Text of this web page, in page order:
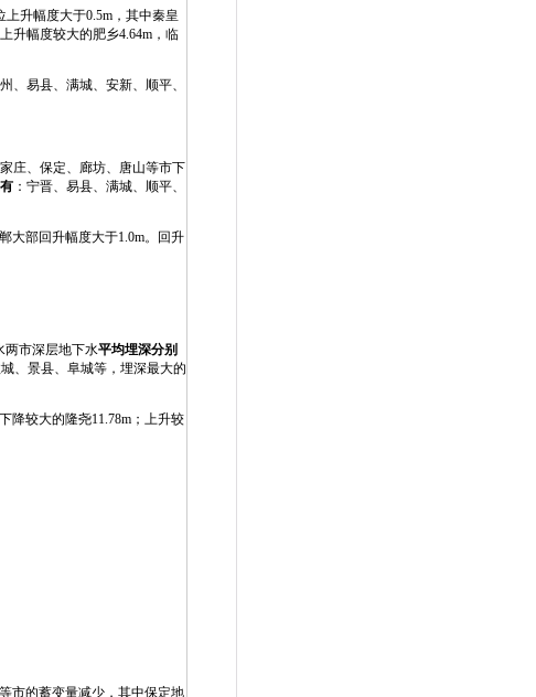
升幅度大于0.5m，其中秦皇
升幅度较大的肥乡4.64m，临
、易县、满城、安新、顺平、
庄、保定、廊坊、唐山等市下
：宁晋、易县、满城、顺平、
部回升幅度大于1.0m。回升
市深层地下水平均埋深分别
、景县、阜城等，埋深最大的
较大的隆尧11.78m；上升较
市的蓄变量减少，其中保定地